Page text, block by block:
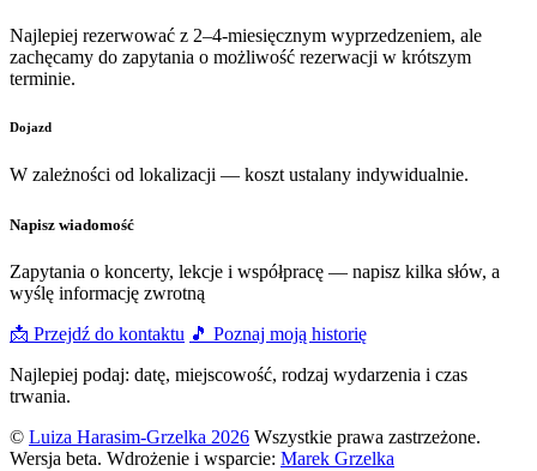
Najlepiej rezerwować z 2–4-miesięcznym wyprzedzeniem, ale
zachęcamy do zapytania o możliwość rezerwacji w krótszym
terminie.
Dojazd
W zależności od lokalizacji — koszt ustalany indywidualnie.
Napisz wiadomość
Zapytania o koncerty, lekcje i współpracę — napisz kilka słów, a
wyślę informację zwrotną
📩 Przejdź do kontaktu 🎵 Poznaj moją historię
Najlepiej podaj: datę, miejscowość, rodzaj wydarzenia i czas
trwania.
© Luiza Harasim-Grzelka 2026 Wszystkie prawa zastrzeżone.
Wersja beta. Wdrożenie i wsparcie: Marek Grzelka